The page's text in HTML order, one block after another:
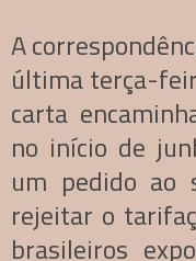
A
última terça-
carta
no início de
um pedido ao
rejeitar o
brasileiros